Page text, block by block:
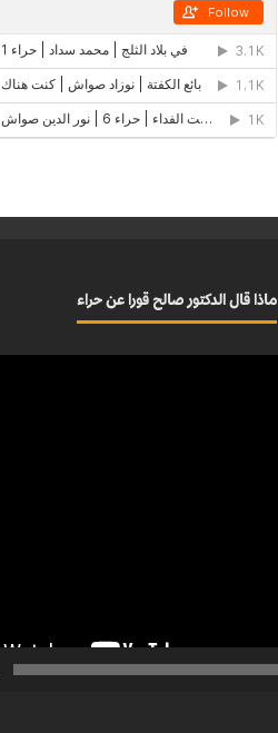
ماذا قال الدكتور صالح قورا عن حراء